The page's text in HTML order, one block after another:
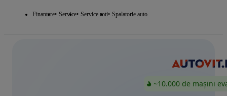
Finantare Service Service roti Spalatorie auto
~10.000 de mașini